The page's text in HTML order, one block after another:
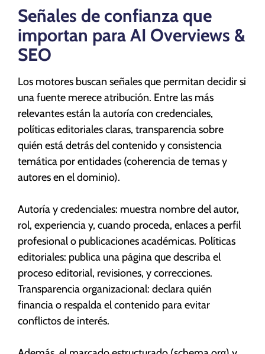
Señales de confianza que
importan para AI Overviews &
SEO
Los motores buscan señales que permitan decidir si
una fuente merece atribución. Entre las más
relevantes están la autoría con credenciales,
políticas editoriales claras, transparencia sobre
quién está detrás del contenido y consistencia
temática por entidades (coherencia de temas y
autores en el dominio).
Autoría y credenciales: muestra nombre del autor,
rol, experiencia y, cuando proceda, enlaces a perfil
profesional o publicaciones académicas. Políticas
editoriales: publica una página que describa el
proceso editorial, revisiones, y correcciones.
Transparencia organizacional: declara quién
financia o respalda el contenido para evitar
conflictos de interés.